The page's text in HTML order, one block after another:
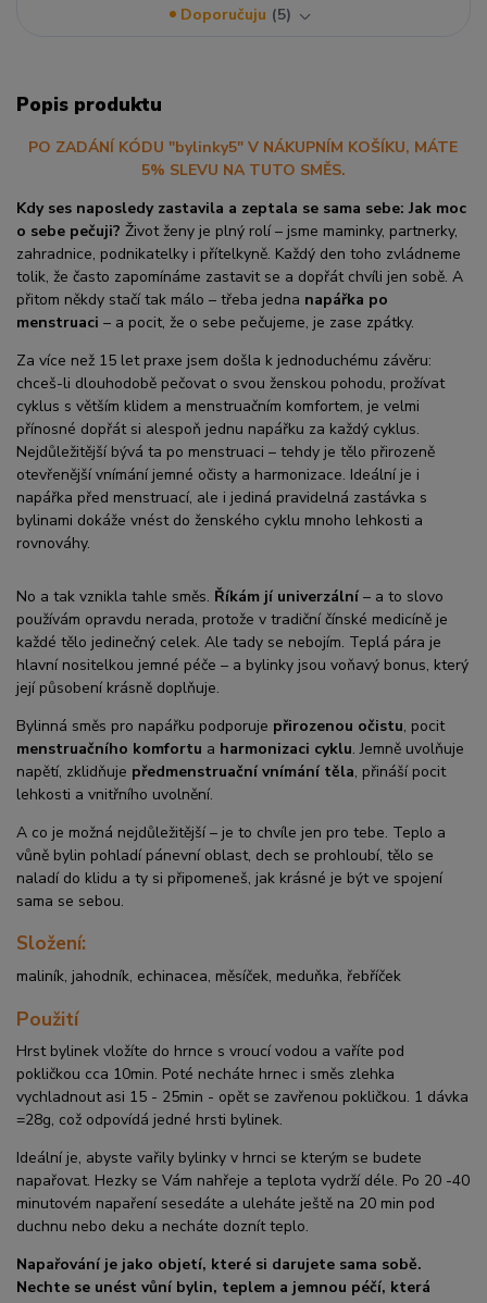
Doporučuju
5
Popis produktu
PO ZADÁNÍ KÓDU "bylinky5" V NÁKUPNÍM KOŠÍKU, MÁTE
5% SLEVU NA TUTO SMĚS.
Kdy ses naposledy zastavila a zeptala se sama sebe: Jak moc
o sebe pečuji? Život ženy je plný rolí – jsme maminky, partnerky,
zahradnice, podnikatelky i přítelkyně. Každý den toho zvládneme
tolik, že často zapomínáme zastavit se a dopřát chvíli jen sobě. A
přitom někdy stačí tak málo – třeba jedna napářka po
menstruaci – a pocit, že o sebe pečujeme, je zase zpátky.
Za více než 15 let praxe jsem došla k jednoduchému závěru:
chceš-li dlouhodobě pečovat o svou ženskou pohodu, prožívat
cyklus s větším klidem a menstruačním komfortem, je velmi
přínosné dopřát si alespoň jednu napářku za každý cyklus.
Nejdůležitější bývá ta po menstruaci – tehdy je tělo přirozeně
otevřenější vnímání jemné očisty a harmonizace. Ideální je i
napářka před menstruací, ale i jediná pravidelná zastávka s
bylinami dokáže vnést do ženského cyklu mnoho lehkosti a
rovnováhy.
No a tak vznikla tahle směs. Říkám jí univerzální – a to slovo
používám opravdu nerada, protože v tradiční čínské medicíně je
každé tělo jedinečný celek. Ale tady se nebojím. Teplá pára je
hlavní nositelkou jemné péče – a bylinky jsou voňavý bonus, který
její působení krásně doplňuje.
Bylinná směs pro napářku podporuje přirozenou očistu, pocit
menstruačního komfortu a harmonizaci cyklu. Jemně uvolňuje
napětí, zklidňuje předmenstruační vnímání těla, přináší pocit
lehkosti a vnitřního uvolnění.
A co je možná nejdůležitější – je to chvíle jen pro tebe. Teplo a
vůně bylin pohladí pánevní oblast, dech se prohloubí, tělo se
naladí do klidu a ty si připomeneš, jak krásné je být ve spojení
sama se sebou.
Složení:
maliník, jahodník, echinacea, měsíček, meduňka, řebříček
Použití
Hrst bylinek vložíte do hrnce s vroucí vodou a vaříte pod
pokličkou cca 10min. Poté necháte hrnec i směs zlehka
vychladnout asi 15 - 25min - opět se zavřenou pokličkou. 1 dávka
=28g, což odpovídá jedné hrsti bylinek.
Ideální je, abyste vařily bylinky v hrnci se kterým se budete
napařovat. Hezky se Vám nahřeje a teplota vydrží déle. Po 20 -40
minutovém napaření sesedáte a uleháte ještě na 20 min pod
duchnu nebo deku a necháte doznít teplo.
Napařování je jako objetí, které si darujete sama sobě.
Nechte se unést vůní bylin, teplem a jemnou péčí, která